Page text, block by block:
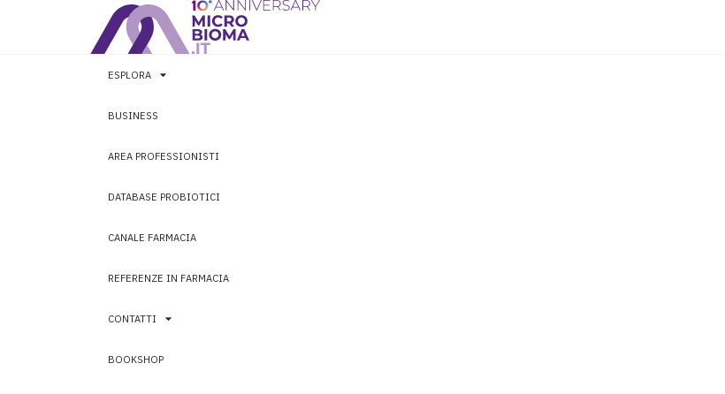
ESPLORA
BUSINESS
AREA PROFESSIONISTI
DATABASE PROBIOTICI
CANALE FARMACIA
REFERENZE IN FARMACIA
CONTATTI
BOOKSHOP